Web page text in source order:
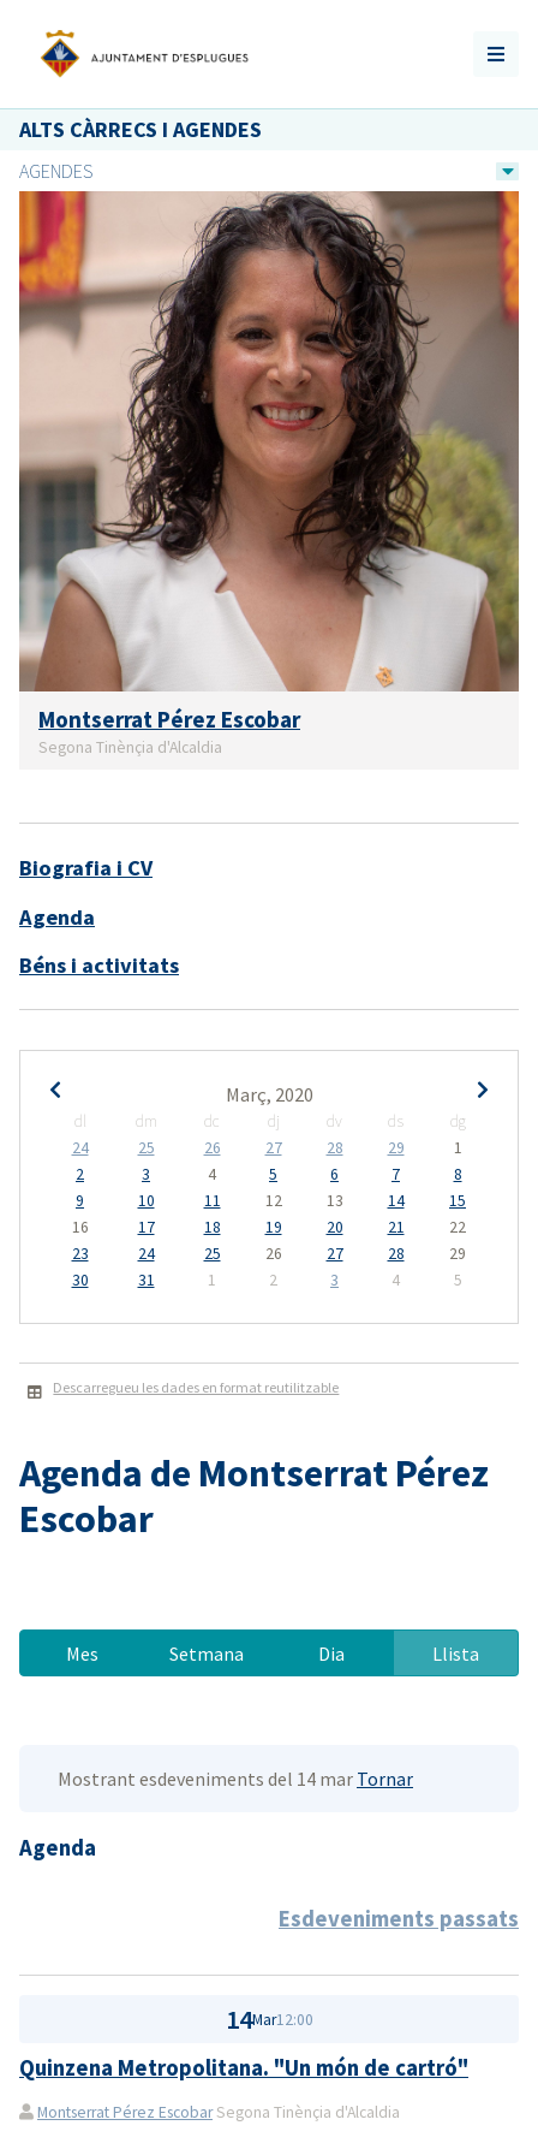
ALTS CÀRRECS I AGENDES
AGENDES
Montserrat Pérez Escobar
Segona Tinènçia d'Alcaldia
Biografia i CV
Agenda
Béns i activitats
Març, 2020
dl dm dc dj dv ds
dg
24
25 26 27 28 29
1
2
3 4 5 6 7
8
9
10 11 12 13 14
15
16
17 18 19 20 21
22
23
24 25 26 27 28
29
30
31 1 2 3 4 5
Descarregueu les dades en format reutilitzable
Agenda de Montserrat Pérez
Escobar
Mes Setmana Dia Llista
Mostrant esdeveniments del 14 mar Tornar
Agenda
Esdeveniments passats
14Mar12:00
Quinzena Metropolitana. "Un món de cartró"
Montserrat Pérez EscobarSegona Tinènçia d'Alcaldia